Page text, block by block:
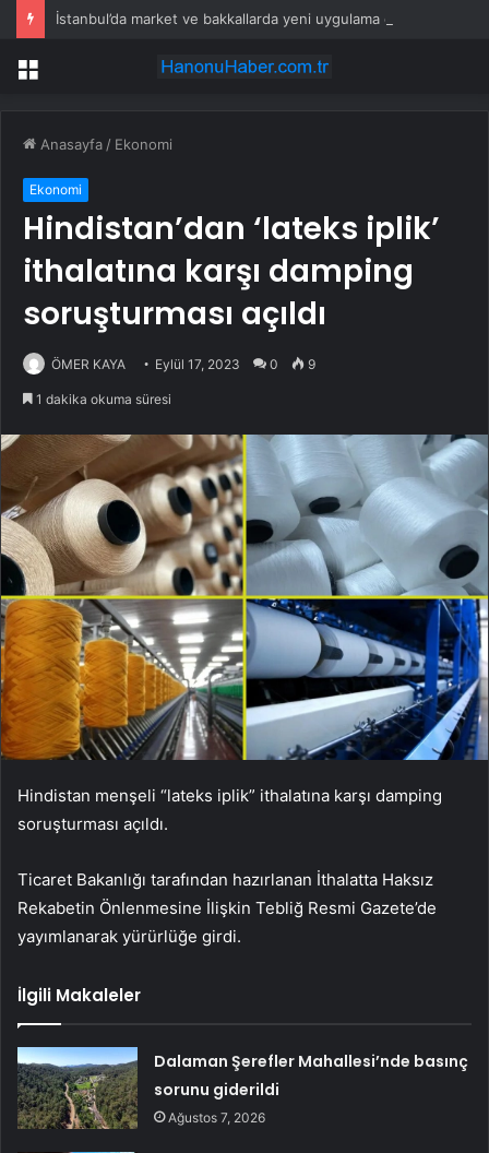
Menü
Anasayfa / Ekonomi
Ekonomi
Hindistan’dan ‘lateks iplik’
ithalatına karşı damping
soruşturması açıldı
ÖMER KAYA Eylül 17, 2023 0 9
1 dakika okuma süresi
Hindistan menşeli “lateks iplik” ithalatına karşı damping
soruşturması açıldı.
Ticaret Bakanlığı tarafından hazırlanan İthalatta Haksız
Rekabetin Önlenmesine İlişkin Tebliğ Resmi Gazete’de
yayımlanarak yürürlüğe girdi.
İlgili Makaleler
Dalaman Şerefler Mahallesi’nde basınç
sorunu giderildi
Ağustos 7, 2026